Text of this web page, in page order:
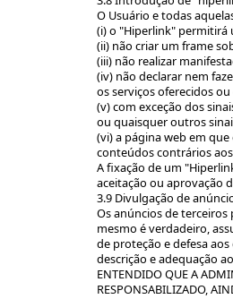
O Usuário e todas
(i) o "Hiperlink" permitirá
(ii) não criar um frame
(iii) não realizar
(iv) não declarar nem
os serviços oferecidos
(v) com exceção dos
ou quaisquer outros
(vi) a página web em
conteúdos contrários
A fixação de um
aceitação ou aprovação
3.9 Divulgação de
Os anúncios de
mesmo é verdadeiro,
de proteção e defesa
descrição e adequação
ENTENDIDO QUE A
RESPONSABILIZADO,